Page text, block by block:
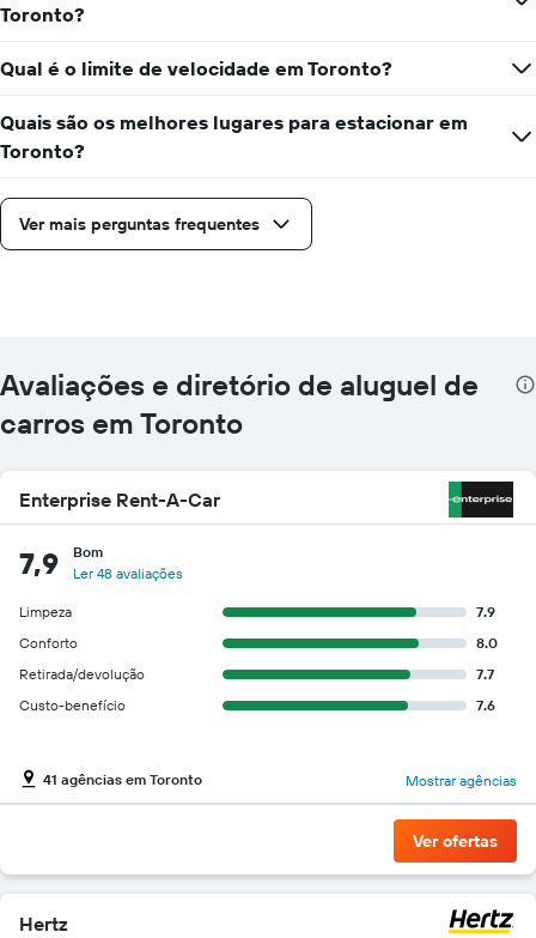
Toronto?
Qual é o limite de velocidade em Toronto?
Quais são os melhores lugares para estacionar em
Toronto?
Ver mais perguntas frequentes
Avaliações e diretório de aluguel de
carros em Toronto
Enterprise Rent-A-Car
7,9
Bom
Ler 48 avaliações
Limpeza
7.9
Conforto
8.0
Retirada/devolução
7.7
Custo-benefício
7.6
41 agências em Toronto Mostrar agências
Ver ofertas
Hertz